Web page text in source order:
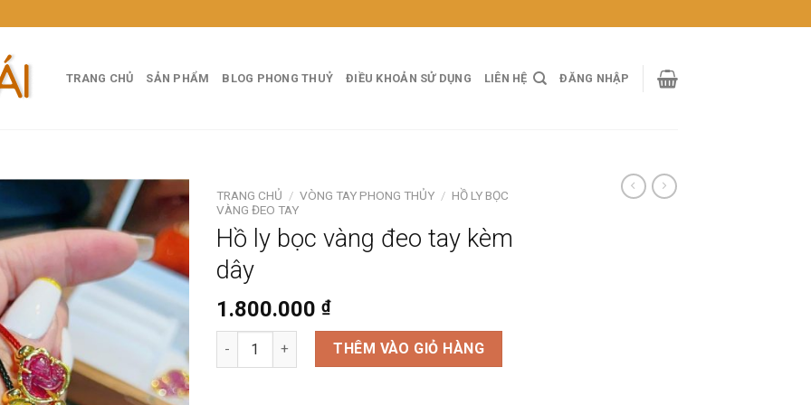
TRANG CHỦ SẢN PHẨM BLOG PHONG THUỶ ĐIỀU KHOẢN SỬ DỤNG LIÊN HỆ ĐĂNG NHẬP
TRANG CHỦ / VÒNG TAY PHONG THỦY / HỒ LY BỌC
VÀNG ĐEO TAY
Hồ ly bọc vàng đeo tay kèm
dây
1.800.000 ₫
Hồ ly bọc vàng đeo tay kèm dây số lượng
THÊM VÀO GIỎ HÀNG